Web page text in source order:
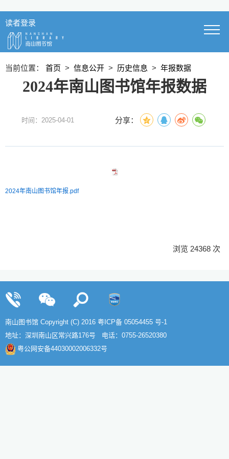
读者登录
当前位置： 首页 > 信息公开 > 历史信息 > 年报数据
2024年南山图书馆年报数据
时间：2025-04-01 分享：
2024年南山图书馆年报.pdf
浏览 24368 次
南山图书馆 Copyright (C) 2016 粤ICP备 05054455 号-1
地址：深圳南山区常兴路176号 电话：0755-26520380
粤公网安备44030002006332号